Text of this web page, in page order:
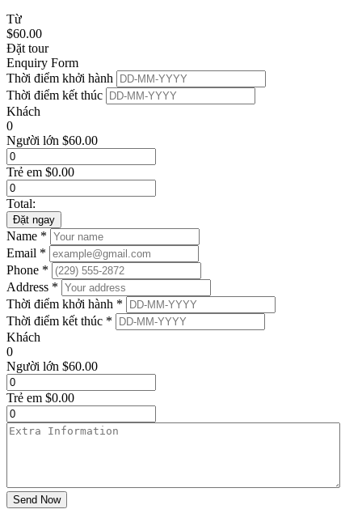
Từ
$60.00
Đặt tour
Enquiry Form
Thời điểm khởi hành
Thời điểm kết thúc
Khách
0
Người lớn $60.00
Trẻ em $0.00
Total:
Đặt ngay
Name *
Email *
Phone *
Address *
Thời điểm khởi hành *
Thời điểm kết thúc *
Khách
0
Người lớn $60.00
Trẻ em $0.00
Send Now